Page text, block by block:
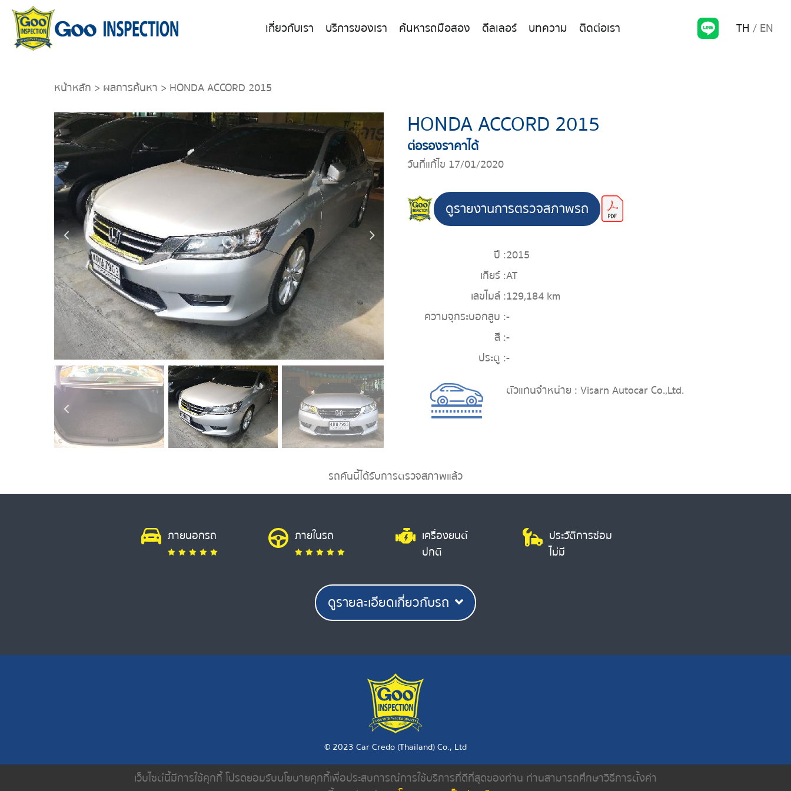
เกี่ยวกับเรา บริการของเรา ค้นหารถมือสอง ดีลเลอร์ บทความ ติดต่อเรา TH EN
หน้าหลัก > ผลการค้นหา > HONDA ACCORD 2015
HONDA ACCORD 2015
ต่อรองราคาได้
วันที่แก้ไข 17/01/2020
ดูรายงานการตรวจสภาพรถ
ปี :2015
เกียร์ :AT
เลขไมล์ :129,184 km
ความจุกระบอกสูบ :-
สี :-
ประตู :-
ตัวแทนจำหน่าย : Visarn Autocar Co.,Ltd.
รถคันนี้ได้รับการตรวจสภาพแล้ว
ภายนอกรถ ภายในรถ
เครื่องยนต์
ปกติ
ประวัติการซ่อม
ไม่มี
ดูรายละเอียดเกี่ยวกับรถ
© 2023 Car Credo (Thailand) Co., Ltd
เกี่ยวกับเรา บริการของเรา ค้นหารถมือสอง ดีลเลอร์ บทความ ติดต่อเรา นโยบายความเป็นส่วนตัว
เว็บไซต์นี้มีการใช้คุกกี้ โปรดยอมรับนโยบายคุกกี้เพื่อประสบการณ์การใช้บริการที่ดีที่สุดของท่าน ท่านสามารถศึกษาวิธีการตั้งค่า